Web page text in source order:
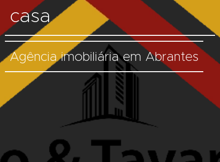
casa
Agência imobiliária em Abrantes